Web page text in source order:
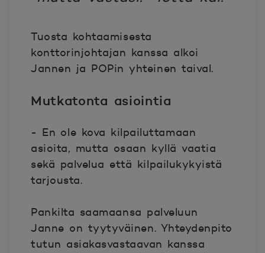
Tuosta kohtaamisesta
konttorinjohtajan kanssa alkoi
Jannen ja POPin yhteinen taival.
Mutkatonta asiointia
- En ole kova kilpailuttamaan
asioita, mutta osaan kyllä vaatia
sekä palvelua että kilpailukykyistä
tarjousta.
Pankilta saamaansa palveluun
Janne on tyytyväinen. Yhteydenpito
tutun asiakasvastaavan kanssa